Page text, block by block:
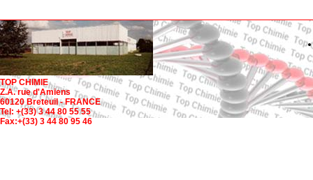
TOP CHIMIE
Z.A. rue d'Amiens
60120 Breteuil - FRANCE
Tel: +(33) 3 44 80 55 55
Fax:+(33) 3 44 80 95 46